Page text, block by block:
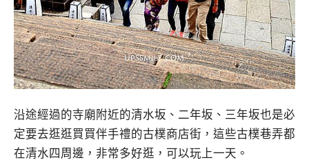
沿途經過的寺廟附近的清水坂、二年坂、三年坂也是必
定要去逛逛買買伴手禮的古樸商店街，這些古樸巷弄都
在清水四周邊，非常多好逛，可以玩上一天。